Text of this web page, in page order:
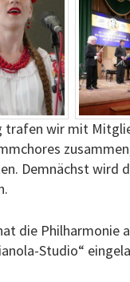
trafen wir mit
Demnächst wird
die Philharmonie
Studio“